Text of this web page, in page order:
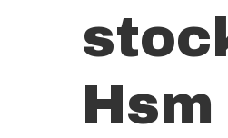
Hit enter